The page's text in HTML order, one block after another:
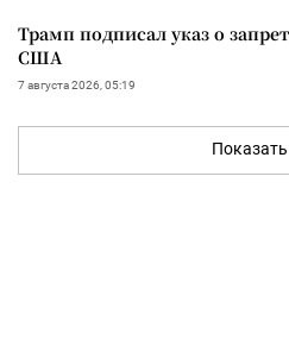
Трамп подписал указ о
США
7 августа 2026, 05:19